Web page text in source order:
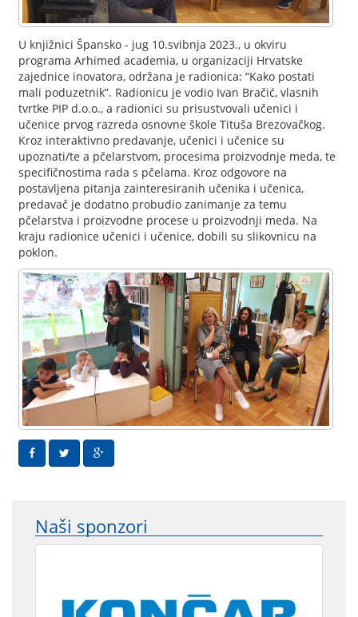
U knjižnici Špansko - jug 10.svibnja 2023., u okviru
programa Arhimed academia, u organizaciji Hrvatske
zajednice inovatora, održana je radionica: “Kako postati
mali poduzetnik”. Radionicu je vodio Ivan Bračić, vlasnih
tvrtke PIP d.o.o., a radionici su prisustvovali učenici i
učenice prvog razreda osnovne škole Tituša Brezovačkog.
Kroz interaktivno predavanje, učenici i učenice su
upoznati/te a pčelarstvom, procesima proizvodnje meda, te
specifičnostima rada s pčelama. Kroz odgovore na
postavljena pitanja zainteresiranih učenika i učenica,
predavač je dodatno probudio zanimanje za temu
pčelarstva i proizvodne procese u proizvodnji meda. Na
kraju radionice učenici i učenice, dobili su slikovnicu na
poklon.
Naši sponzori